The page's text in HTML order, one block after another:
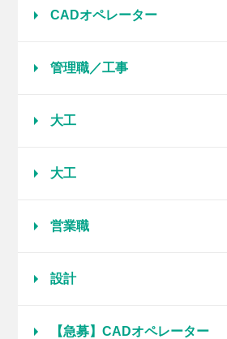
CADオペレーター
管理職／工事
大工
大工
営業職
設計
【急募】CADオペレーター